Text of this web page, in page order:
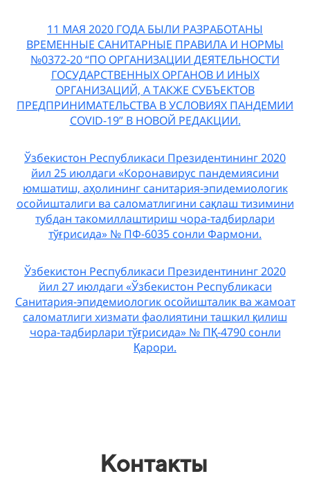
11 МАЯ 2020 ГОДА БЫЛИ РАЗРАБОТАНЫ
ВРЕМЕННЫЕ САНИТАРНЫЕ ПРАВИЛА И НОРМЫ
№0372-20 “ПО ОРГАНИЗАЦИИ ДЕЯТЕЛЬНОСТИ
ГОСУДАРСТВЕННЫХ ОРГАНОВ И ИНЫХ
ОРГАНИЗАЦИЙ, А ТАКЖЕ СУБЪЕКТОВ
ПРЕДПРИНИМАТЕЛЬСТВА В УСЛОВИЯХ ПАНДЕМИИ
COVID-19” В НОВОЙ РЕДАКЦИИ.
Ўзбекистон Республикаси Президентининг 2020
йил 25 июлдаги «Коронавирус пандемиясини
юмшатиш, аҳолининг санитария-эпидемиологик
осойишталиги ва саломатлигини сақлаш тизимини
тубдан такомиллаштириш чора-тадбирлари
тўғрисида» № ПФ-6035 сонли Фармони.
Ўзбекистон Республикаси Президентининг 2020
йил 27 июлдаги «Ўзбекистон Республикаси
Санитария-эпидемиологик осойишталик ва жамоат
саломатлиги хизмати фаолиятини ташкил қилиш
чора-тадбирлари тўғрисида» № ПҚ-4790 сонли
Қарори.
Контакты